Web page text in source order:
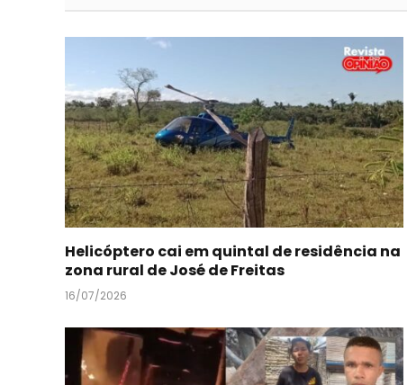
Helicóptero cai em quintal de residência na
zona rural de José de Freitas
16/07/2026